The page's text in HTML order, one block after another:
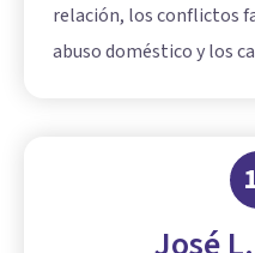
relación, los conflictos
abuso doméstico y los